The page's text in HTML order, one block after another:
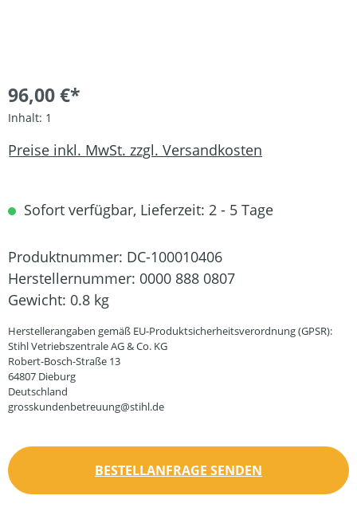
96,00 €*
Inhalt: 1
Preise inkl. MwSt. zzgl. Versandkosten
Sofort verfügbar, Lieferzeit: 2 - 5 Tage
Produktnummer: DC-100010406
Herstellernummer: 0000 888 0807
Gewicht: 0.8 kg
Herstellerangaben gemäß EU-Produktsicherheitsverordnung (GPSR):
Stihl Vetriebszentrale AG & Co. KG
Robert-Bosch-Straße 13
64807 Dieburg
Deutschland
grosskundenbetreuung@stihl.de
BESTELLANFRAGE SENDEN